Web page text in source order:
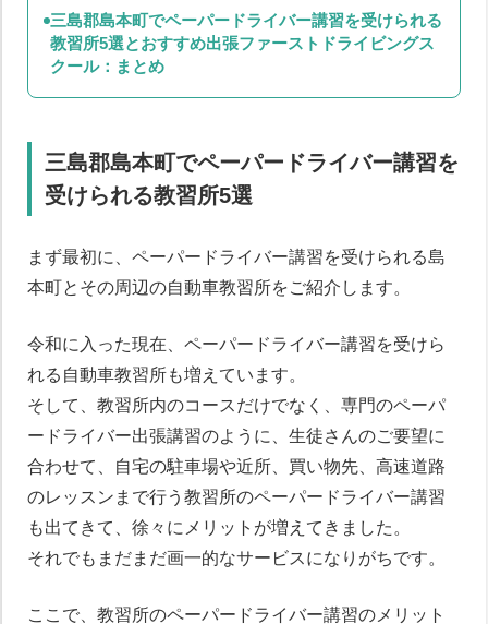
三島郡島本町でペーパードライバー講習を受けられる
教習所5選とおすすめ出張ファーストドライビングス
クール：まとめ
三島郡島本町でペーパードライバー講習を
受けられる教習所5選
まず最初に、ペーパードライバー講習を受けられる島
本町とその周辺の自動車教習所をご紹介します。
令和に入った現在、ペーパードライバー講習を受けら
れる自動車教習所も増えています。
そして、教習所内のコースだけでなく、専門のペーパ
ードライバー出張講習のように、生徒さんのご要望に
合わせて、自宅の駐車場や近所、買い物先、高速道路
のレッスンまで行う教習所のペーパードライバー講習
も出てきて、徐々にメリットが増えてきました。
それでもまだまだ画一的なサービスになりがちです。
ここで、教習所のペーパードライバー講習のメリット